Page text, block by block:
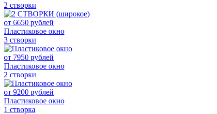
2 створки
от 6650 рублей
Пластиковое окно
3 створки
от 7950 рублей
Пластиковое окно
2 створки
от 9200 рублей
Пластиковое окно
1 створка